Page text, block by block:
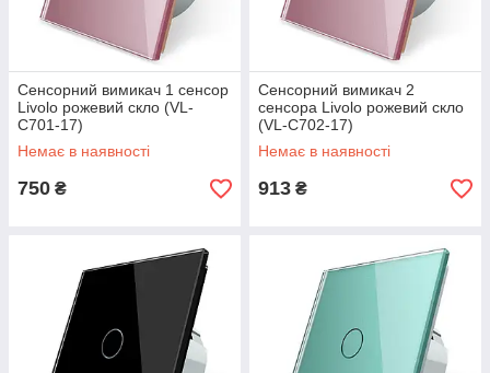
Сенсорний вимикач 1 сенсор
Livolo рожевий скло (VL-
C701-17)
Немає в наявності
750 ₴
Сенсорний вимикач 2
сенсора Livolo рожевий скло
(VL-C702-17)
Немає в наявності
913 ₴